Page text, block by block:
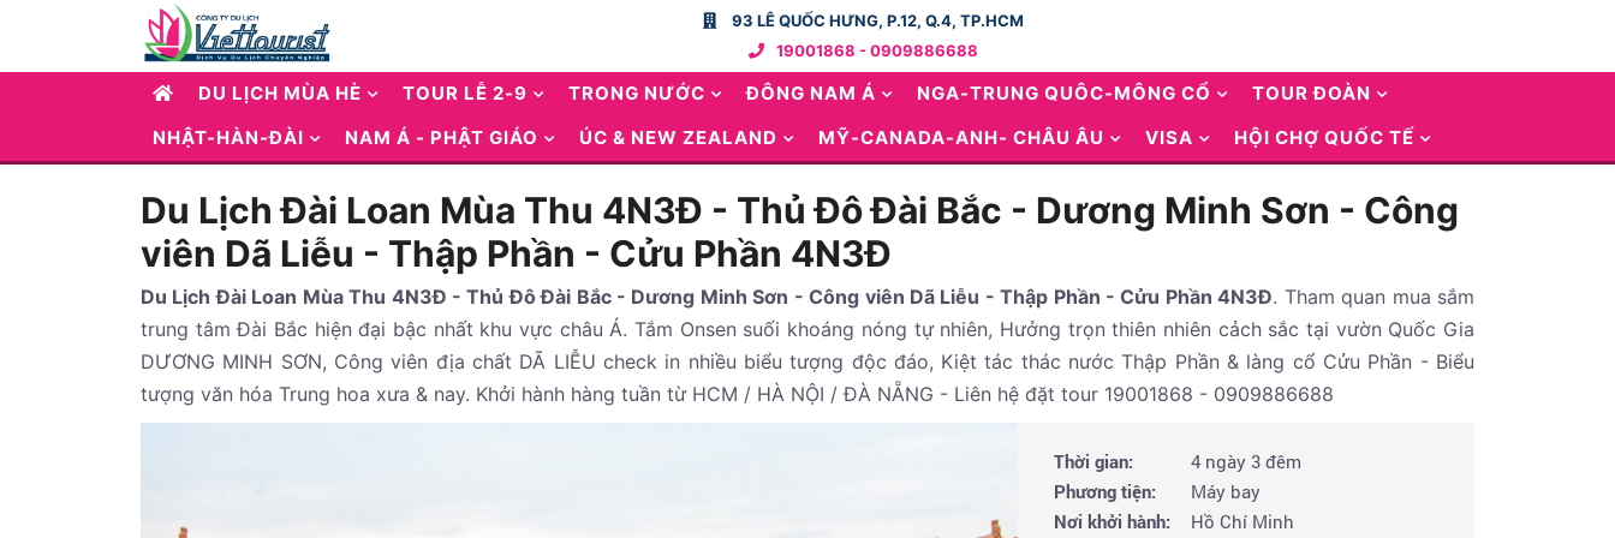
93 LÊ QUỐC HƯNG, P.12, Q.4, TP.HCM
19001868 - 0909886688
DU LỊCH MÙA HÈ TOUR LỄ 2-9 TRONG NƯỚC ĐÔNG NAM Á NGA-TRUNG QUÔC-MÔNG CỔ
TOUR ĐOÀN
NHẬT-HÀN-ĐÀI
NAM Á - PHẬT GIÁO ÚC & NEW ZEALAND MỸ-CANADA-ANH- CHÂU ÂU VISA HỘI CHỢ QUỐC TẾ
Du Lịch Đài Loan Mùa Thu 4N3Đ - Thủ Đô Đài Bắc - Dương Minh Sơn - Công
viên Dã Liễu - Thập Phần - Cửu Phần 4N3Đ
Du Lịch Đài Loan Mùa Thu 4N3Đ - Thủ Đô Đài Bắc - Dương Minh Sơn - Công viên Dã Liễu - Thập Phần - Cửu Phần 4N3Đ. Tham quan mua sắm
trung tâm Đài Bắc hiện đại bậc nhất khu vực châu Á. Tắm Onsen suối khoáng nóng tự nhiên, Hưởng trọn thiên nhiên cảch sắc tại vườn Quốc Gia
DƯƠNG MINH SƠN, Công viên địa chất DÃ LIỄU check in nhiều biểu tượng độc đáo, Kiệt tác thác nước Thập Phần & làng cổ Cửu Phần - Biểu
tượng văn hóa Trung hoa xưa & nay. Khởi hành hàng tuần từ HCM / HÀ NỘI / ĐÀ NẴNG - Liên hệ đặt tour 19001868 - 0909886688
Thời gian:
4 ngày 3 đêm
Phương tiện:
Máy bay
Nơi khởi hành:
Hồ Chí Minh